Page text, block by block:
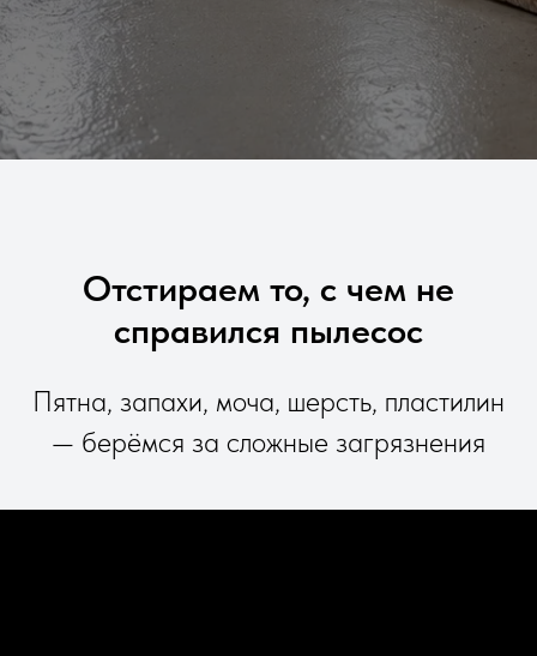
Отстираем то, с чем не
справился пылесос
Пятна, запахи, моча, шерсть, пластилин
— берёмся за сложные загрязнения